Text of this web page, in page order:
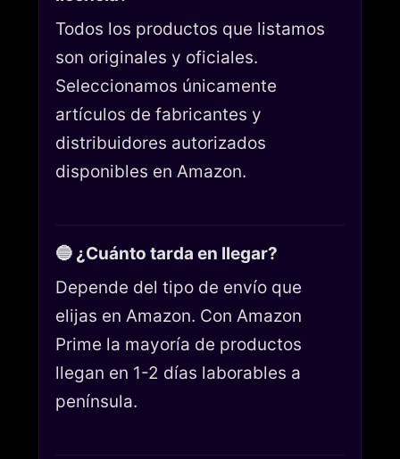
Todos los productos que listamos
son originales y oficiales.
Seleccionamos únicamente
artículos de fabricantes y
distribuidores autorizados
disponibles en Amazon.
🔵 ¿Cuánto tarda en llegar?
Depende del tipo de envío que
elijas en Amazon. Con Amazon
Prime la mayoría de productos
llegan en 1-2 días laborables a
península.